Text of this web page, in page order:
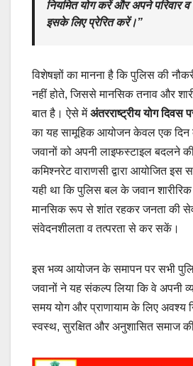
नियमित योग करें और अपने परिवार
इसके लिए प्रेरित करें।”
विशेषज्ञों का मानना है कि पुलिस की
नहीं होते, जिससे मानसिक तनाव और
बात है। ऐसे मेंअंतरराष्ट्रीय योग दिवस
का यह सामूहिक आयोजन केवल एक दिन
जवानों को अपनी लाइफस्टाइल बदलने
कमिश्नरेट वाराणसी द्वारा आयोजित इस
यही था कि पुलिस बल के जवान
मानसिक रूप से शांत रहकर जनता की
संवेदनशीलता व तत्परता से कर सकें।
इस भव्य आयोजन के समापन पर सभी
जवानों ने यह संकल्प लिया कि वे अपनी
समय योग और प्राणायाम के लिए अवश्य
स्वस्थ, सुरक्षित और अनुशासित समाज